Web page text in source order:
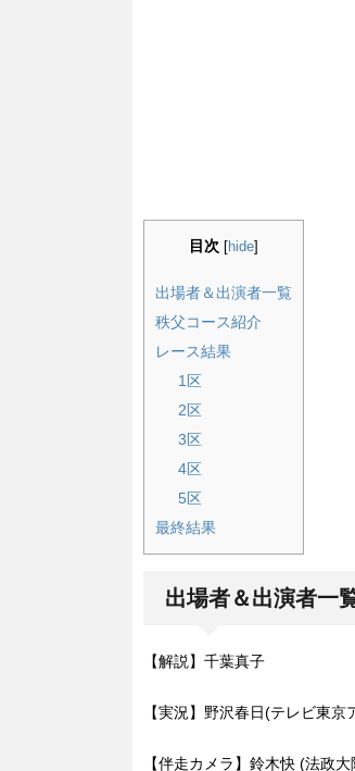
目次 [hide]
出場者＆出演者一覧
秩父コース紹介
レース結果
1区
2区
3区
4区
5区
最終結果
出場者＆出演者一
【解説】千葉真子
【実況】野沢春日(テレビ東京
【伴走カメラ】鈴木快 (法政